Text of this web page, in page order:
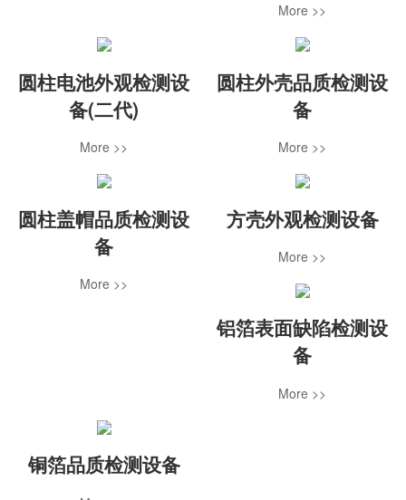
More >>
圆柱电池外观检测设
备(二代)
More >>
圆柱外壳品质检测设
备
More >>
圆柱盖帽品质检测设
备
More >>
方壳外观检测设备
More >>
铝箔表面缺陷检测设
备
More >>
铜箔品质检测设备